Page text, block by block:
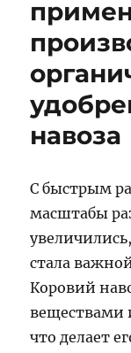
навоза
С быстрым
масштабы
стала
Коровий
веществами
что делает